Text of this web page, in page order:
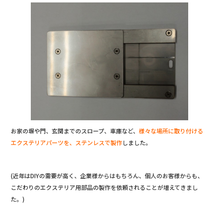
お家の塀や門、玄関までのスロープ、車庫など、様々な場所に取り付ける
エクステリアパーツを、ステンレスで製作しました。
(近年はDIYの需要が高く、企業様からはもちろん、個人のお客様からも、
こだわりのエクステリア用部品の製作を依頼されることが増えてきまし
た。)